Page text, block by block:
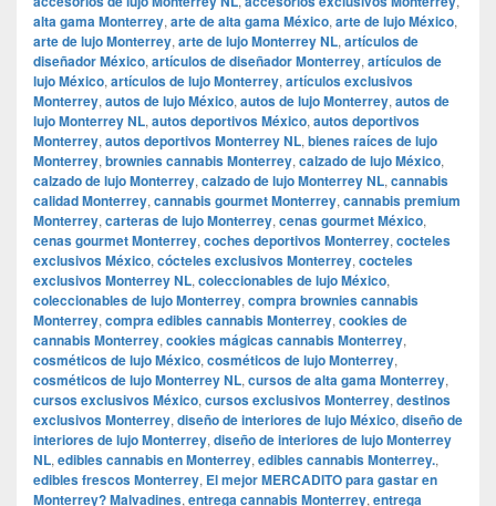
alta gama Monterrey, arte de alta gama México, arte de lujo México,
arte de lujo Monterrey, arte de lujo Monterrey NL, artículos de
diseñador México, artículos de diseñador Monterrey, artículos de
lujo México, artículos de lujo Monterrey, artículos exclusivos
Monterrey, autos de lujo México, autos de lujo Monterrey, autos de
lujo Monterrey NL, autos deportivos México, autos deportivos
Monterrey, autos deportivos Monterrey NL, bienes raíces de lujo
Monterrey, brownies cannabis Monterrey, calzado de lujo México,
calzado de lujo Monterrey, calzado de lujo Monterrey NL, cannabis
calidad Monterrey, cannabis gourmet Monterrey, cannabis premium
Monterrey, carteras de lujo Monterrey, cenas gourmet México,
cenas gourmet Monterrey, coches deportivos Monterrey, cocteles
exclusivos México, cócteles exclusivos Monterrey, cocteles
exclusivos Monterrey NL, coleccionables de lujo México,
coleccionables de lujo Monterrey, compra brownies cannabis
Monterrey, compra edibles cannabis Monterrey, cookies de
cannabis Monterrey, cookies mágicas cannabis Monterrey,
cosméticos de lujo México, cosméticos de lujo Monterrey,
cosméticos de lujo Monterrey NL, cursos de alta gama Monterrey,
cursos exclusivos México, cursos exclusivos Monterrey, destinos
exclusivos Monterrey, diseño de interiores de lujo México, diseño de
interiores de lujo Monterrey, diseño de interiores de lujo Monterrey
NL, edibles cannabis en Monterrey, edibles cannabis Monterrey.,
edibles frescos Monterrey, El mejor MERCADITO para gastar en
Monterrey? Malvadines, entrega cannabis Monterrey, entrega